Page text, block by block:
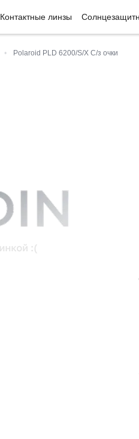
Контактные линзы
• Polaroid PLD 6200/S/X C/з очки